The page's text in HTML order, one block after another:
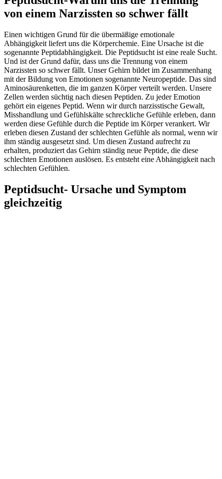
von einem Narzissten so schwer fällt
Einen wichtigen Grund für die übermäßige emotionale
Abhängigkeit liefert uns die Körperchemie. Eine Ursache ist die
sogenannte Peptidabhängigkeit. Die Peptidsucht ist eine reale Sucht.
Und ist der Grund dafür, dass uns die Trennung von einem
Narzissten so schwer fällt. Unser Gehirn bildet im Zusammenhang
mit der Bildung von Emotionen sogenannte Neuropeptide. Das sind
Aminosäurenketten, die im ganzen Körper verteilt werden. Unsere
Zellen werden süchtig nach diesen Peptiden. Zu jeder Emotion
gehört ein eigenes Peptid. Wenn wir durch narzisstische Gewalt,
Misshandlung und Gefühlskälte schreckliche Gefühle erleben, dann
werden diese Gefühle durch die Peptide im Körper verankert. Wir
erleben diesen Zustand der schlechten Gefühle als normal, wenn wir
ihm ständig ausgesetzt sind. Um diesen Zustand aufrecht zu
erhalten, produziert das Gehirn ständig neue Peptide, die diese
schlechten Emotionen auslösen. Es entsteht eine Abhängigkeit nach
schlechten Gefühlen.
Peptidsucht- Ursache und Symptom
gleichzeitig